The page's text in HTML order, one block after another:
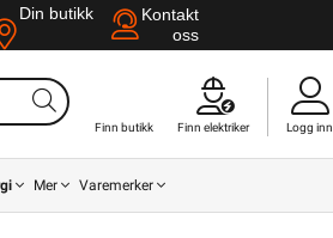
Din butikk
Kontakt
oss
Finn butikk Finn elektriker Logg inn
Mer Varemerker